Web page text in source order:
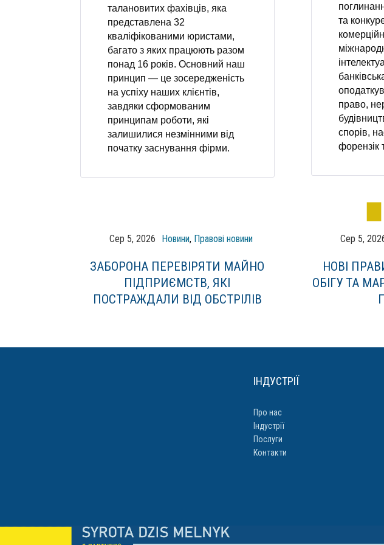
талановитих фахівців, яка
представлена 32
кваліфікованими юристами,
багато з яких працюють разом
понад 16 років. Основний наш
принцип — це зосередженість
на успіху наших клієнтів,
завдяки сформованим
принципам роботи, які
залишилися незмінними від
початку заснування фірми.
та
право,
спорів,
форензік
Сер 5, 2026 Новини, Правові новини
ЗАБОРОНА ПЕРЕВІРЯТИ МАЙНО
ПІДПРИЄМСТВ, ЯКІ
ПОСТРАЖДАЛИ ВІД ОБСТРІЛІВ
Сер 5,
НОВІ
ОБІГУ ТА
ІНДУСТРІЇ
Про нас
Індустрії
Послуги
Контакти